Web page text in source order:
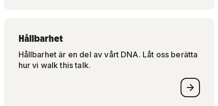
Hållbarhet
Hållbarhet är en del av vårt DNA. Låt oss berätta
hur vi walk this talk.